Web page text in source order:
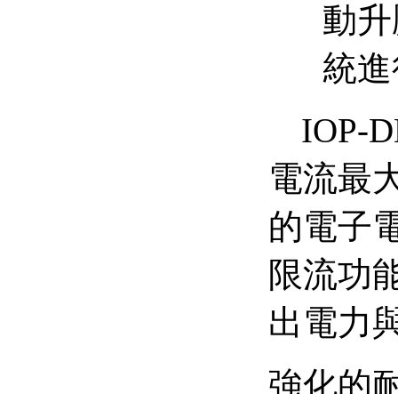
動
統
IOP-
電流最
的電子
限流功
出電力
強化的